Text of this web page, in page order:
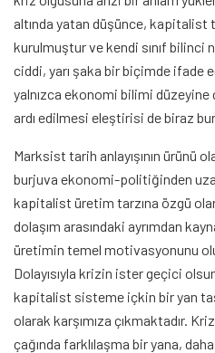
altında yatan düşünce,
kurulmuştur ve kendi sınıf bilinci
ciddi, yarı şaka bir biçimde ifade
yalnızca ekonomi bilimi düzeyine
ardı edilmesi eleştirisi de biraz
Marksist tarih anlayışının ürünü
burjuva ekonomi-politiğinden
kapitalist üretim tarzına özgü
dolaşım arasındaki ayrımdan
üretimin temel motivasyonunu
Dolayısıyla krizin ister geçici
kapitalist sisteme içkin bir yan
olarak karşımıza çıkmaktadır.
çağında farklılaşma bir yana,